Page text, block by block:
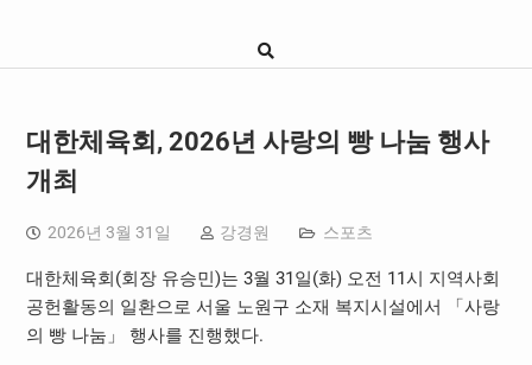
대한체육회, 2026년 사랑의 빵 나눔 행사
개최
2026년 3월 31일 강경원 스포츠
대한체육회(회장 유승민)는 3월 31일(화) 오전 11시 지역사회
공헌활동의 일환으로 서울 노원구 소재 복지시설에서 「사랑
의 빵 나눔」 행사를 진행했다.